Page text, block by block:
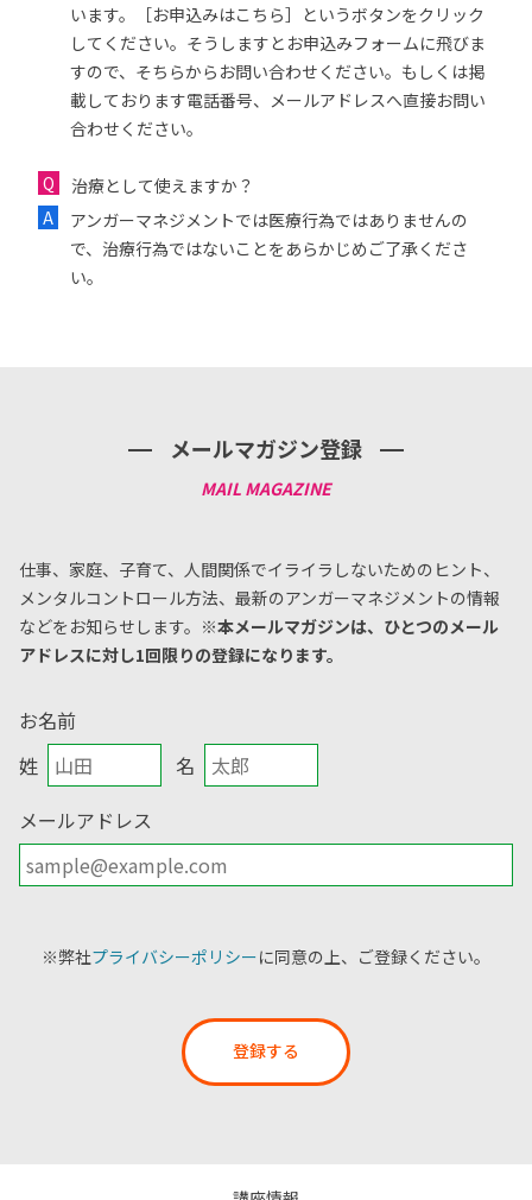
います。［お申込みはこちら］というボタンをクリック
してください。そうしますとお申込みフォームに飛びま
すので、そちらからお問い合わせください。もしくは掲
載しております電話番号、メールアドレスへ直接お問い
合わせください。
治療として使えますか？
アンガーマネジメントでは医療行為ではありませんの
で、治療行為ではないことをあらかじめご了承くださ
い。
メールマガジン登録
仕事、家庭、子育て、人間関係でイライラしないためのヒント、
メンタルコントロール方法、 最新のアンガーマネジメントの情報
などをお知らせします。 ※本メールマガジンは、ひとつのメール
アドレスに対し1回限りの登録になります。
お名前
姓
名
メールアドレス
※弊社プライバシーポリシーに同意の上、ご登録ください。
登録する